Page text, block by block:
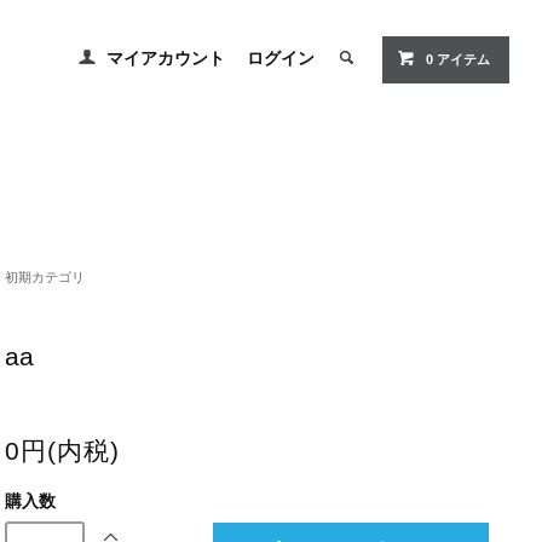
マイアカウント ログイン 0 アイテム
初期カテゴリ
aa
0円(内税)
購入数